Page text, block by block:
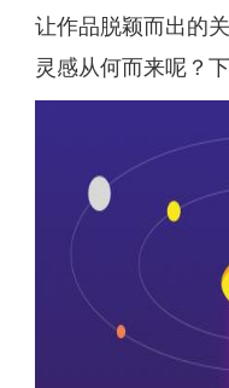
让作品脱颖而出的
灵感从何而来呢？